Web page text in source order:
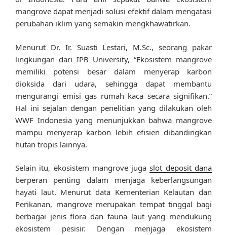
mangrove dapat menjadi solusi efektif dalam mengatasi
perubahan iklim yang semakin mengkhawatirkan.
Menurut Dr. Ir. Suasti Lestari, M.Sc., seorang pakar
lingkungan dari IPB University, “Ekosistem mangrove
memiliki potensi besar dalam menyerap karbon
dioksida dari udara, sehingga dapat membantu
mengurangi emisi gas rumah kaca secara signifikan.”
Hal ini sejalan dengan penelitian yang dilakukan oleh
WWF Indonesia yang menunjukkan bahwa mangrove
mampu menyerap karbon lebih efisien dibandingkan
hutan tropis lainnya.
Selain itu, ekosistem mangrove jugaslot deposit dana
berperan penting dalam menjaga keberlangsungan
hayati laut. Menurut data Kementerian Kelautan dan
Perikanan, mangrove merupakan tempat tinggal bagi
berbagai jenis flora dan fauna laut yang mendukung
ekosistem pesisir. Dengan menjaga ekosistem